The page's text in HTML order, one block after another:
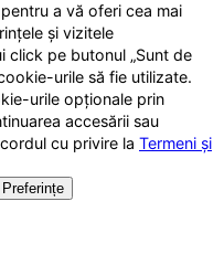
a vă oferi cea mai
și vizitele
click pe butonul „Sunt de
urile să fie utilizate.
urile opționale prin
accesării sau
cu privire la Termeni și
Preferințe